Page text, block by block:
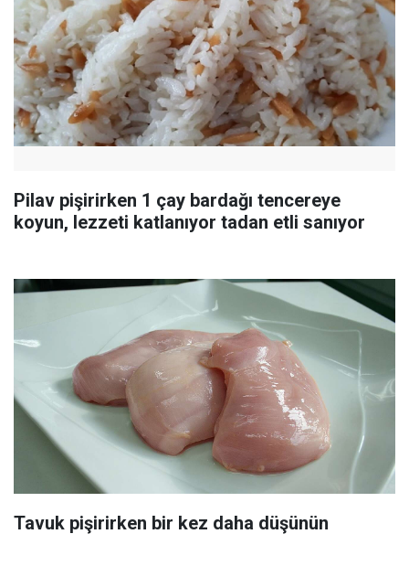
Pilav pişirirken 1 çay bardağı tencereye
koyun, lezzeti katlanıyor tadan etli sanıyor
Tavuk pişirirken bir kez daha düşünün